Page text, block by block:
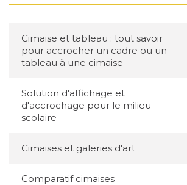
Cimaise et tableau : tout savoir
pour accrocher un cadre ou un
tableau à une cimaise
Solution d'affichage et
d'accrochage pour le milieu
scolaire
Cimaises et galeries d'art
Comparatif cimaises